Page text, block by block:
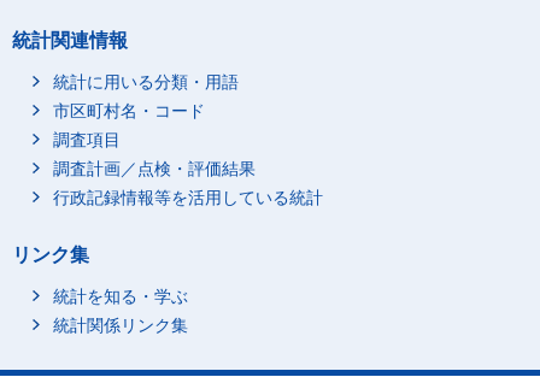
統計関連情報
統計に用いる分類・用語
市区町村名・コード
調査項目
調査計画／点検・評価結果
行政記録情報等を活用している統計
リンク集
統計を知る・学ぶ
統計関係リンク集